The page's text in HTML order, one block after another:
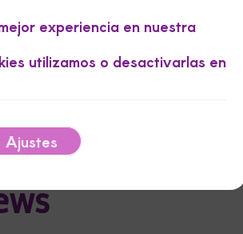
experiencia en nuestra
utilizamos o desactivarlas en
Ajustes